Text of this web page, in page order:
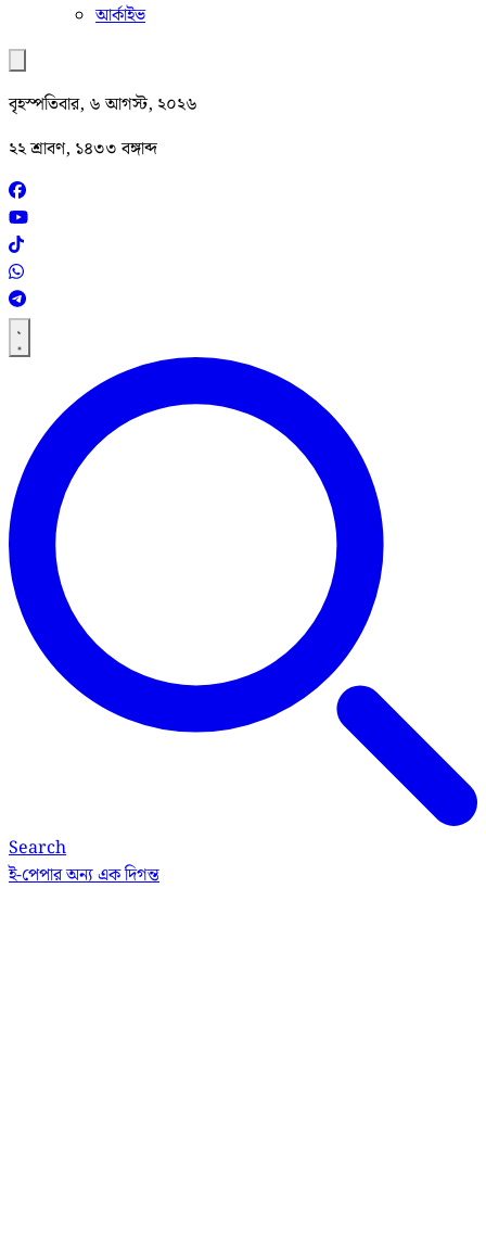
আর্কাইভ
বৃহস্পতিবার, ৬ আগস্ট, ২০২৬
২২ শ্রাবণ, ১৪৩৩ বঙ্গাব্দ
Search
ই-পেপারঅন্য এক দিগন্ত